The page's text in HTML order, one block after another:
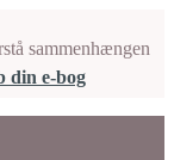
sammenhængen
din e-bog